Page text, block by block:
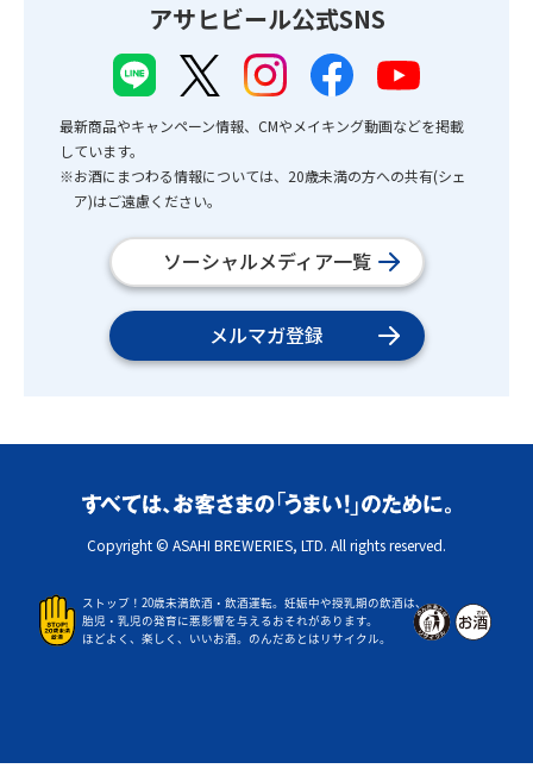
アサヒビール公式SNS
最新商品やキャンペーン情報、CMやメイキング動画などを掲載
しています。
※お酒にまつわる情報については、20歳未満の方への共有(シェ
ア)はご遠慮ください。
ソーシャルメディア一覧
メルマガ登録
Copyright © ASAHI BREWERIES, LTD. All rights reserved.